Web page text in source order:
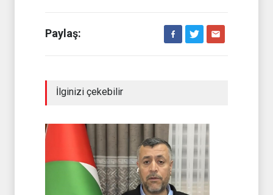
Paylaş:
İlginizi çekebilir